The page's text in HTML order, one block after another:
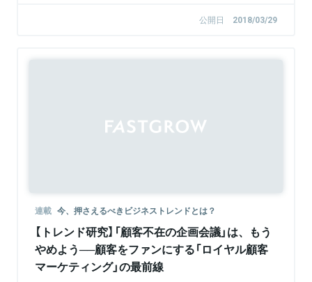
公開日 2018/03/29
連載 今、押さえるべきビジネストレンドとは？
【トレンド研究】「顧客不在の企画会議」は、もう
やめよう──顧客をファンにする「ロイヤル顧客
マーケティング」の最前線